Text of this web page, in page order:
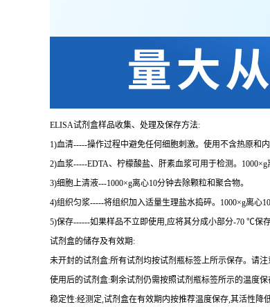
ELISA试剂盒样品收集、处理及保存方法:
1)血清-----操作过程中避免任何细胞刺激。使用不含热原和
2)血浆-----EDTA、柠檬酸盐、肝素血浆可用于检测。 1000×g
3)细胞上清液---1000×g离心10分钟去除颗粒和聚合物。
4)组织匀浆-----将组织加入适量生理盐水捣碎。 1000×g离心10
5)保存------如果样品不立即使用,应将其分成小部分-70 ℃保
试剂盒的储存及有效期:
未开封的试剂盒:所有试剂均按试剂瓶标签上所示保存。请
使用后的试剂盒:剩余试剂仍需按照试剂瓶标签所示的温度
稳定性:经测定,试剂盒在有效期内按推荐温度保存,其活性降